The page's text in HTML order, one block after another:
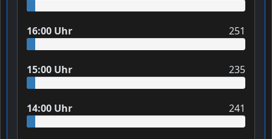
16:00 Uhr 251
15:00 Uhr 235
14:00 Uhr 241